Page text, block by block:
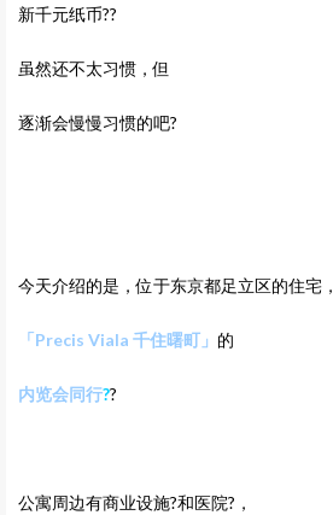
新千元纸币??
虽然还不太习惯，但
逐渐会慢慢习惯的吧?
今天介绍的是，位于东京都足立区的住宅，
「Precis Viala 千住曙町 」 的
内览会同行??
公寓周边有商业设施?和医院?，